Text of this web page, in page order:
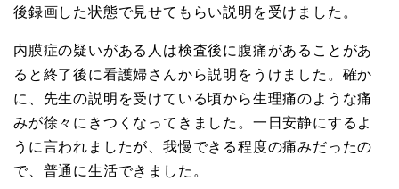
後録画した状態で見せてもらい説明を受けました。
内膜症の疑いがある人は検査後に腹痛があることがあ
ると終了後に看護婦さんから説明をうけました。確か
に、先生の説明を受けている頃から生理痛のような痛
みが徐々にきつくなってきました。一日安静にするよ
うに言われましたが、我慢できる程度の痛みだったの
で、普通に生活できました。